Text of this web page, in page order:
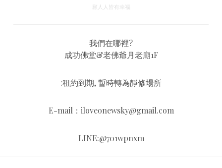
願人人皆有幸福
我們在哪裡?
成功佛堂&老佛爺月老廟1F
:租約到期, 暫時轉為靜修場所
E-mail：iloveonewsky@gmail.com
LINE:@701wpnxm